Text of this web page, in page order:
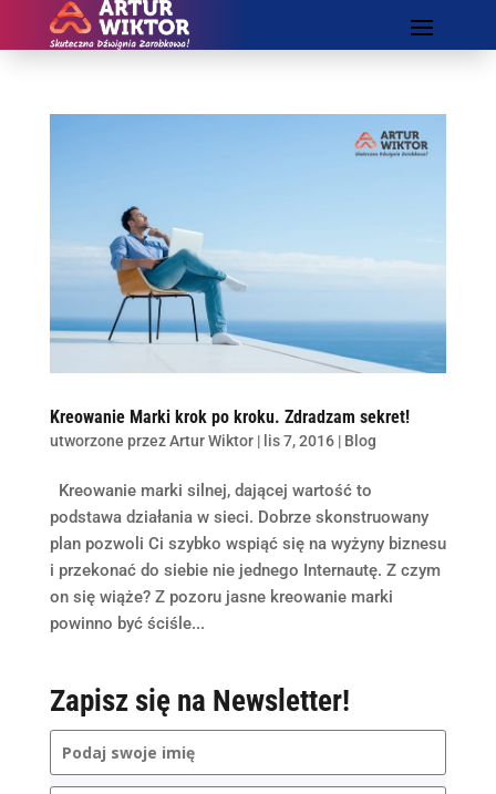
Kreowanie Marki krok po kroku. Zdradzam sekret!
utworzone przezArtur Wiktor| lis 7, 2016| Blog
Kreowanie marki silnej, dającej wartość to
podstawa działania w sieci. Dobrze skonstruowany
plan pozwoli Ci szybko wspiąć się na wyżyny biznesu
i przekonać do siebie nie jednego Internautę. Z czym
on się wiąże? Z pozoru jasne kreowanie marki
powinno być ściśle...
Zapisz się na Newsletter!